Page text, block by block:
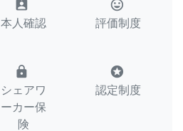
assignment_ind
本人確認
tag_faces
評価制度
lock
シェアワ
ーカー保
険
stars
認定制度